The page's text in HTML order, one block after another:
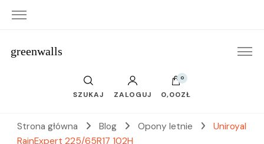
greenwalls
SZUKAJ ZALOGUJ
0
0,00ZŁ
Strona główna Blog Opony letnie
Uniroyal
RainExpert 225/65R17 102H